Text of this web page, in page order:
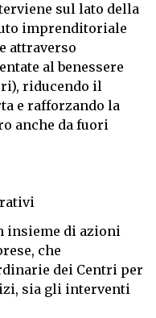
sul lato della
imprenditoriale
attraverso
al benessere
riducendo il
e rafforzando la
anche da fuori
insieme di azioni
che
dei Centri per
sia gli interventi